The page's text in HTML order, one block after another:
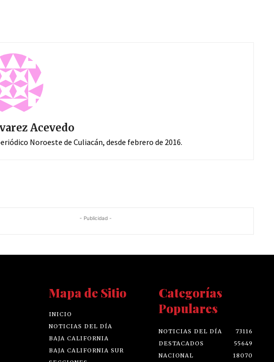
Acevedo
Noroeste de Culiacán, desde febrero de 2016.
- Publicidad -
Mapa de Sitio
INICIO
NOTICIAS DEL DÍA
BAJA CALIFORNIA
BAJA CALIFORNIA SUR
Categorías
Populares
NOTICIAS DEL DÍA
73116
DESTACADOS
55649
NACIONAL
18070